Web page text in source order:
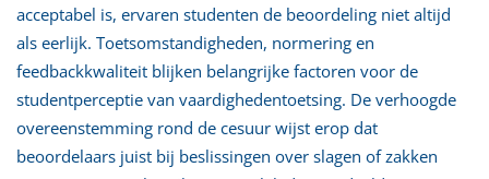
acceptabel is, ervaren studenten de beoordeling niet altijd
als eerlijk. Toetsomstandigheden, normering en
feedbackkwaliteit blijken belangrijke factoren voor de
studentperceptie van vaardighedentoetsing. De verhoogde
overeenstemming rond de cesuur wijst erop dat
beoordelaars juist bij beslissingen over slagen of zakken